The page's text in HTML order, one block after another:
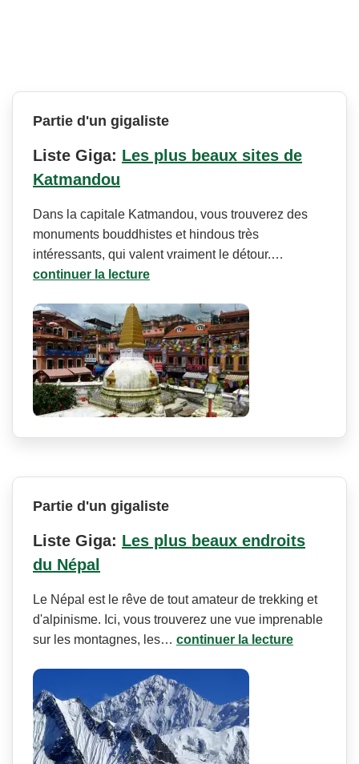
Partie d'un gigaliste
Liste Giga: Les plus beaux sites de
Katmandou
Dans la capitale Katmandou, vous trouverez des
monuments bouddhistes et hindous très
intéressants, qui valent vraiment le détour.…
continuer la lecture
Partie d'un gigaliste
Liste Giga: Les plus beaux endroits
du Népal
Le Népal est le rêve de tout amateur de trekking et
d'alpinisme. Ici, vous trouverez une vue imprenable
sur les montagnes, les… continuer la lecture